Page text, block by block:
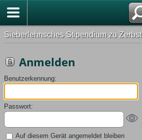
Sieberlehnsches Stipendium zu Zerbst
Anmelden
Benutzerkennung:
Passwort:
Auf diesem Gerät angemeldet bleiben